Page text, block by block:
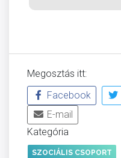
Megosztás itt:
Facebook
E-mail
Kategória
SZOCIÁLIS CSOPORT